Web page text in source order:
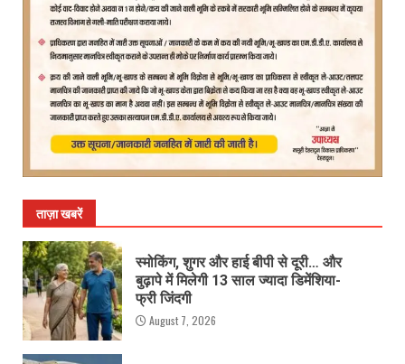
ताज़ा खबरें
स्मोकिंग, शुगर और हाई बीपी से दूरी… और
बुढ़ापे में मिलेगी 13 साल ज्यादा डिमेंशिया-
फ्री जिंदगी
August 7, 2026